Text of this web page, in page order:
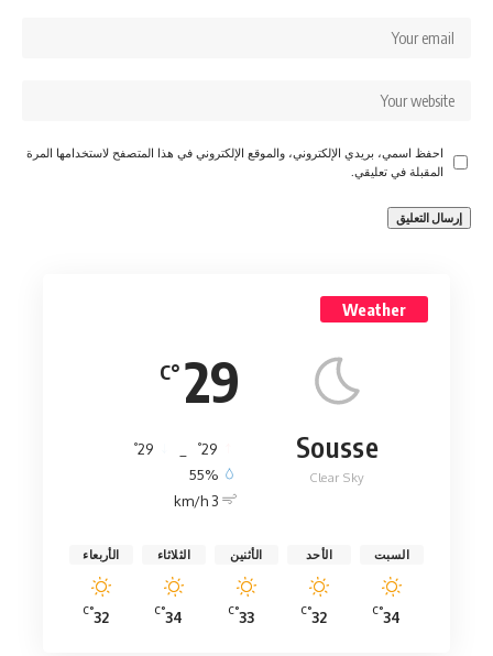
احفظ اسمي، بريدي الإلكتروني، والموقع الإلكتروني في هذا المتصفح لاستخدامها المرة
المقبلة في تعليقي.
Weather
29
°C
Sousse
Clear Sky
29
°
29
°
55%
3 km/h
السبت
34
°C
الأحد
32
°C
الأثنين
33
°C
الثلاثاء
34
°C
الأربعاء
32
°C